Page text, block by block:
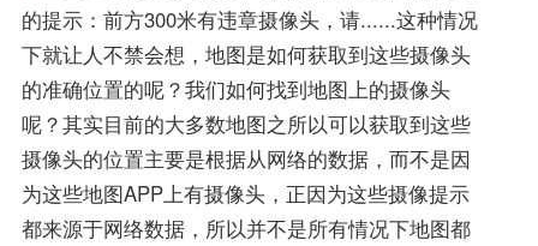
的提示：前方300米有违章摄像头，请......这种情况
下就让人不禁会想，地图是如何获取到这些摄像头
的准确位置的呢？我们如何找到地图上的摄像头
呢？其实目前的大多数地图之所以可以获取到这些
摄像头的位置主要是根据从网络的数据，而不是因
为这些地图APP上有摄像头，正因为这些摄像提示
都来源于网络数据，所以并不是所有情况下地图都